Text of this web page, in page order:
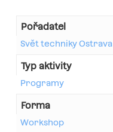
Pořadatel
Svět techniky Ostrava
Typ aktivity
Programy
Forma
Workshop